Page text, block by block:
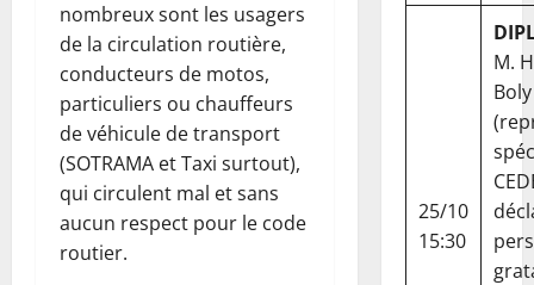
nombreux sont les usagers
de la circulation routière,
conducteurs de motos,
particuliers ou chauffeurs
de véhicule de transport
(SOTRAMA et Taxi surtout),
qui circulent mal et sans
aucun respect pour le code
routier.
25/10
15:30
M.
Boly